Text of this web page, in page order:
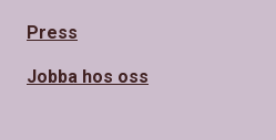
Press
Jobba hos oss